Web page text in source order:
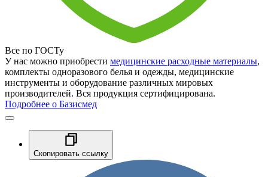
Все по ГОСТу
У нас можно приобрести медицинские расходные материалы,
комплекты одноразового белья и одежды, медицинские
инструменты и оборудование различных мировых
производителей. Вся продукция сертифицирована.
Подробнее о Базисмед
Скопировать ссылку